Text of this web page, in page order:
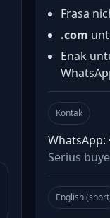
Frasa
.com
Enak
Kontak
WhatsApp:
Serius
English